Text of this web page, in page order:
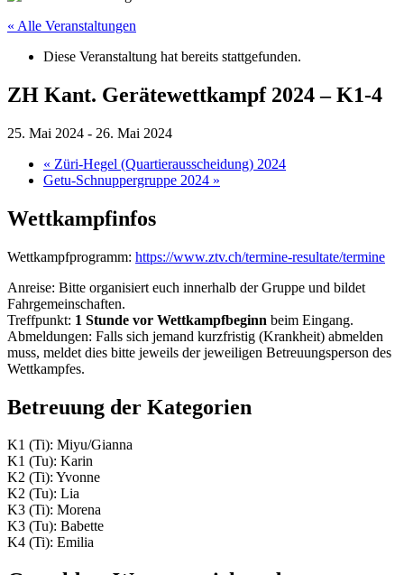
« Alle Veranstaltungen
Diese Veranstaltung hat bereits stattgefunden.
ZH Kant. Gerätewettkampf 2024 – K1-4
25. Mai 2024 - 26. Mai 2024
« Züri-Hegel (Quartierausscheidung) 2024
Getu-Schnuppergruppe 2024 »
Wettkampfinfos
Wettkampfprogramm: https://www.ztv.ch/termine-resultate/termine
Anreise: Bitte organisiert euch innerhalb der Gruppe und bildet
Fahrgemeinschaften.
Treffpunkt: 1 Stunde vor Wettkampfbeginn beim Eingang.
Abmeldungen: Falls sich jemand kurzfristig (Krankheit) abmelden
muss, meldet dies bitte jeweils der jeweiligen Betreuungsperson des
Wettkampfes.
Betreuung der Kategorien
K1 (Ti): Miyu/Gianna
K1 (Tu): Karin
K2 (Ti): Yvonne
K2 (Tu): Lia
K3 (Ti): Morena
K3 (Tu): Babette
K4 (Ti): Emilia